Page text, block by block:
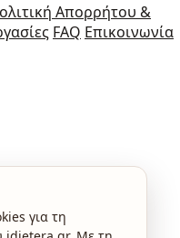
Απορρήτου &
FAQ Επικοινωνία
για τη